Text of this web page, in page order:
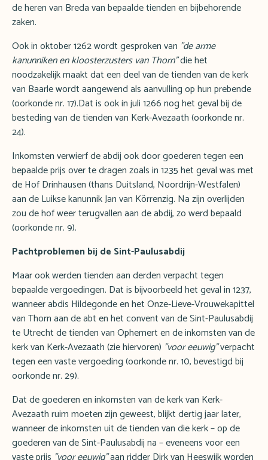
de heren van Breda van bepaalde tienden en bijbehorende
zaken.
Ook in oktober 1262 wordt gesproken van "de arme
kanunniken en kloosterzusters van Thorn"die het
noodzakelijk maakt dat een deel van de tienden van de kerk
van Baarle wordt aangewend als aanvulling op hun prebende
(oorkonde nr. 17).Dat is ook in juli 1266 nog het geval bij de
besteding van de tienden van Kerk-Avezaath (oorkonde nr.
24).
Inkomsten verwierf de abdij ook door goederen tegen een
bepaalde prijs over te dragen zoals in 1235 het geval was met
de Hof Drinhausen (thans Duitsland, Noordrijn-Westfalen)
aan de Luikse kanunnik Jan van Körrenzig. Na zijn overlijden
zou de hof weer terugvallen aan de abdij, zo werd bepaald
(oorkonde nr. 9).
Pachtproblemen bij de Sint-Paulusabdij
Maar ook werden tienden aan derden verpacht tegen
bepaalde vergoedingen. Dat is bijvoorbeeld het geval in 1237,
wanneer abdis Hildegonde en het Onze-Lieve-Vrouwekapittel
van Thorn aan de abt en het convent van de Sint-Paulusabdij
te Utrecht de tienden van Ophemert en de inkomsten van de
kerk van Kerk-Avezaath (zie hiervoren) "voor eeuwig"verpacht
tegen een vaste vergoeding (oorkonde nr. 10, bevestigd bij
oorkonde nr. 29).
Dat de goederen en inkomsten van de kerk van Kerk-
Avezaath ruim moeten zijn geweest, blijkt dertig jaar later,
wanneer de inkomsten uit de tienden van die kerk – op de
goederen van de Sint-Paulusabdij na – eveneens voor een